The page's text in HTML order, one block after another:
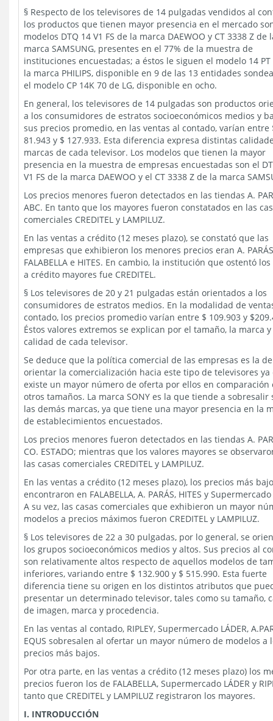
§ Respecto de los televisores de 14 pulgadas vendidos al
los productos que tienen mayor presencia en el mercado
modelos DTQ 14 V1 FS de la marca DAEWOO y CT 3338 Z de
marca SAMSUNG, presentes en el 77% de la muestra de
instituciones encuestadas; a éstos le siguen el modelo 14 PT
la marca PHILIPS, disponible en 9 de las 13 entidades
el modelo CP 14K 70 de LG, disponible en ocho.
En general, los televisores de 14 pulgadas son productos
a los consumidores de estratos socioeconómicos medios y
sus precios promedio, en las ventas al contado, varían entre
81.943 y $ 127.933. Esta diferencia expresa distintas
marcas de cada televisor. Los modelos que tienen la mayor
presencia en la muestra de empresas encuestadas son el
V1 FS de la marca DAEWOO y el CT 3338 Z de la marca
Los precios menores fueron detectados en las tiendas A.
ABC. En tanto que los mayores fueron constatados en las
comerciales CREDITEL y LAMPILUZ.
En las ventas a crédito (12 meses plazo), se constató que las
empresas que exhibieron los menores precios eran A.
FALABELLA e HITES. En cambio, la institución que ostentó
a crédito mayores fue CREDITEL.
§ Los televisores de 20 y 21 pulgadas están orientados a los
consumidores de estratos medios. En la modalidad de
contado, los precios promedio varían entre $ 109.903 y
Éstos valores extremos se explican por el tamaño, la marca
calidad de cada televisor.
Se deduce que la política comercial de las empresas es la de
orientar la comercialización hacia este tipo de televisores ya
existe un mayor número de oferta por ellos en comparación
otros tamaños. La marca SONY es la que tiende a sobresalir
las demás marcas, ya que tiene una mayor presencia en la
de establecimientos encuestados.
Los precios menores fueron detectados en las tiendas A.
CO. ESTADO; mientras que los valores mayores se
las casas comerciales CREDITEL y LAMPILUZ.
En las ventas a crédito (12 meses plazo), los precios más
encontraron en FALABELLA, A. PARÁS, HITES y Supermercado
A su vez, las casas comerciales que exhibieron un mayor
modelos a precios máximos fueron CREDITEL y LAMPILUZ.
§ Los televisores de 22 a 30 pulgadas, por lo general, se
los grupos socioeconómicos medios y altos. Sus precios al
son relativamente altos respecto de aquellos modelos de
inferiores, variando entre $ 132.900 y $ 515.990. Esta fuerte
diferencia tiene su origen en los distintos atributos que
presentar un determinado televisor, tales como su tamaño,
de imagen, marca y procedencia.
En las ventas al contado, RIPLEY, Supermercado LÁDER,
EQUS sobresalen al ofertar un mayor número de modelos a
precios más bajos.
Por otra parte, en las ventas a crédito (12 meses plazo) los
precios fueron los de FALABELLA, Supermercado LÁDER y
tanto que CREDITEL y LAMPILUZ registraron los mayores.
I. INTRODUCCIÓN